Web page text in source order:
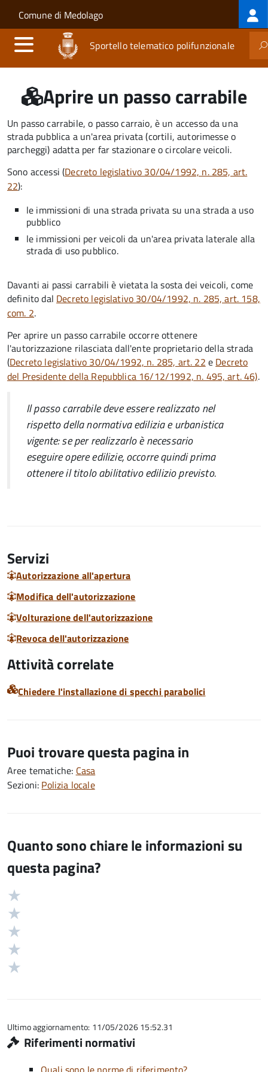
Salta al contenuto principale
Skip to site navigation
Comune di Medolago
Sportello telematico polifunzionale
Aprire un passo carrabile
Un passo carrabile, o passo carraio, è un accesso da una
strada pubblica a un'area privata (cortili, autorimesse o
parcheggi) adatta per far stazionare o circolare veicoli.
Sono accessi (Decreto legislativo 30/04/1992, n. 285, art.
22):
le immissioni di una strada privata su una strada a uso
pubblico
le immissioni per veicoli da un'area privata laterale alla
strada di uso pubblico.
Davanti ai passi carrabili è vietata la sosta dei veicoli, come
definito dal Decreto legislativo 30/04/1992, n. 285, art. 158,
com. 2.
Per aprire un passo carrabile occorre ottenere
l'autorizzazione rilasciata dall'ente proprietario della strada
(Decreto legislativo 30/04/1992, n. 285, art. 22 e Decreto
del Presidente della Repubblica 16/12/1992, n. 495, art. 46).
Il passo carrabile deve essere realizzato nel
rispetto della normativa edilizia e urbanistica
vigente: se per realizzarlo è necessario
eseguire opere edilizie, occorre quindi prima
ottenere il titolo abilitativo edilizioprevisto.
Servizi
Autorizzazione all'apertura
Modifica dell'autorizzazione
Volturazione dell'autorizzazione
Revoca dell'autorizzazione
Attività correlate
Chiedere l'installazione di specchi parabolici
Puoi trovare questa pagina in
Aree tematiche: Casa
Sezioni: Polizia locale
Quanto sono chiare le informazioni su
questa pagina?
Valutazione
5
Ultimo aggiornamento: 11/05/2026 15:52.31
Riferimenti normativi